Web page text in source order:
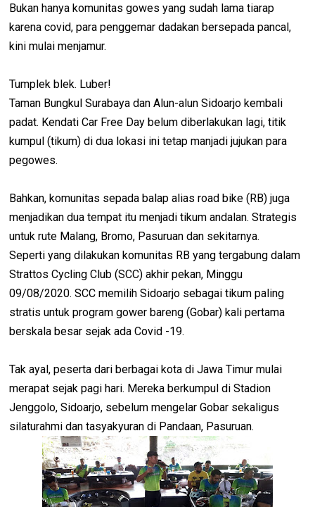
Bukan hanya komunitas gowes yang sudah lama tiarap
karena covid, para penggemar dadakan bersepada pancal,
kini mulai menjamur.
Tumplek blek. Luber!
Taman Bungkul Surabaya dan Alun-alun Sidoarjo kembali
padat. Kendati Car Free Day belum diberlakukan lagi, titik
kumpul (tikum) di dua lokasi ini tetap manjadi jujukan para
pegowes.
Bahkan, komunitas sepada balap alias road bike (RB) juga
menjadikan dua tempat itu menjadi tikum andalan. Strategis
untuk rute Malang, Bromo, Pasuruan dan sekitarnya.
Seperti yang dilakukan komunitas RB yang tergabung dalam
Strattos Cycling Club (SCC) akhir pekan, Minggu
09/08/2020. SCC memilih Sidoarjo sebagai tikum paling
stratis untuk program gower bareng (Gobar) kali pertama
berskala besar sejak ada Covid -19.
Tak ayal, peserta dari berbagai kota di Jawa Timur mulai
merapat sejak pagi hari. Mereka berkumpul di Stadion
Jenggolo, Sidoarjo, sebelum mengelar Gobar sekaligus
silaturahmi dan tasyakyuran di Pandaan, Pasuruan.